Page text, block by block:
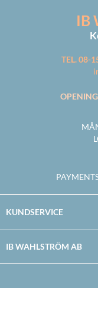
IB
TEL. 08-
KUNDSERVICE
IB WAHLSTRÖM AB